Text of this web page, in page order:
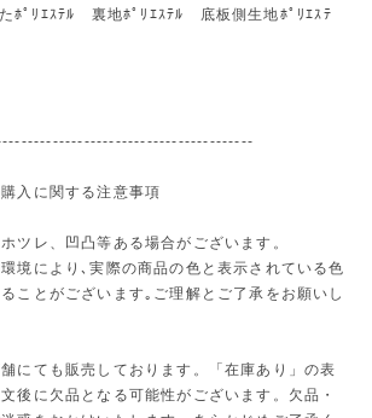
ﾎﾟﾘｴｽﾃﾙ 裏地ﾎﾟﾘｴｽﾃﾙ 底板側生地ﾎﾟﾘｴｽﾃ
入に関する注意事項
ツレ、凹凸等ある場合がございます。
境により､実際の商品の色と表示されている色
ことがございます｡ご理解とご了承をお願いし
にても販売しております。「在庫あり」の表
後に欠品となる可能性がございます。欠品・